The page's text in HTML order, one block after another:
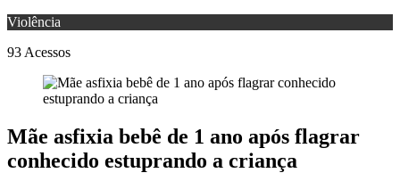
Violência
93 Acessos
Mãe asfixia bebê de 1 ano após flagrar
conhecido estuprando a criança